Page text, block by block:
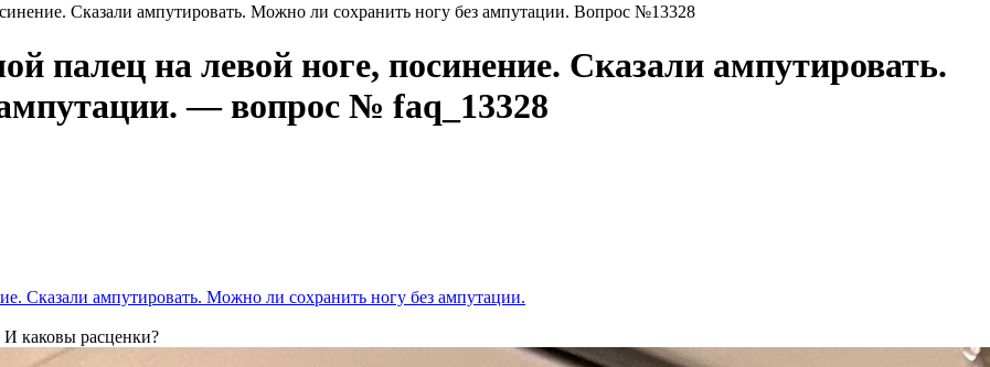
Сказали ампутировать. Можно ли сохранить ногу без ампутации. Вопрос №13328
палец на левой ноге, посинение. Сказали ампутировать.
— вопрос № faq_13328
Сказали ампутировать. Можно ли сохранить ногу без ампутации.
каковы расценки?